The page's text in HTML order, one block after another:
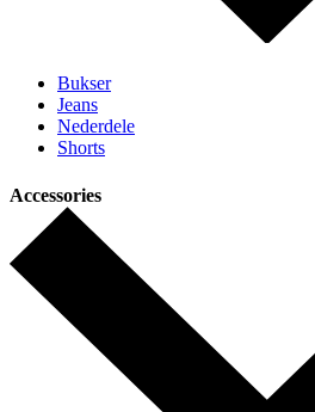
Bukser
Jeans
Nederdele
Shorts
Accessories